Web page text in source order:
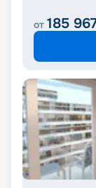
от 185